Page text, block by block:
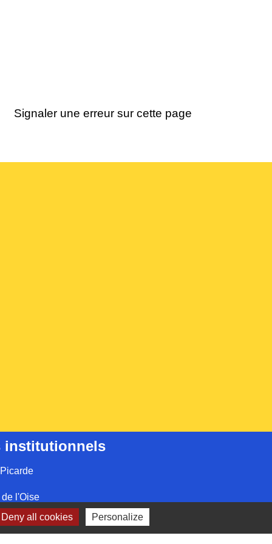
Signaler une erreur sur cette page
institutionnels
de l'Oise
de-France
Deny all cookies Personalize